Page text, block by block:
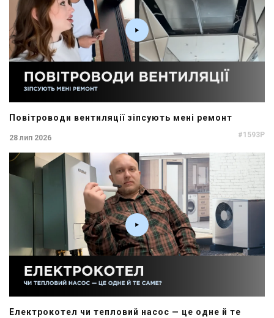
Повітроводи вентиляції зіпсують мені ремонт
28 лип 2026 #1593P
Електрокотел чи тепловий насос — це одне й те